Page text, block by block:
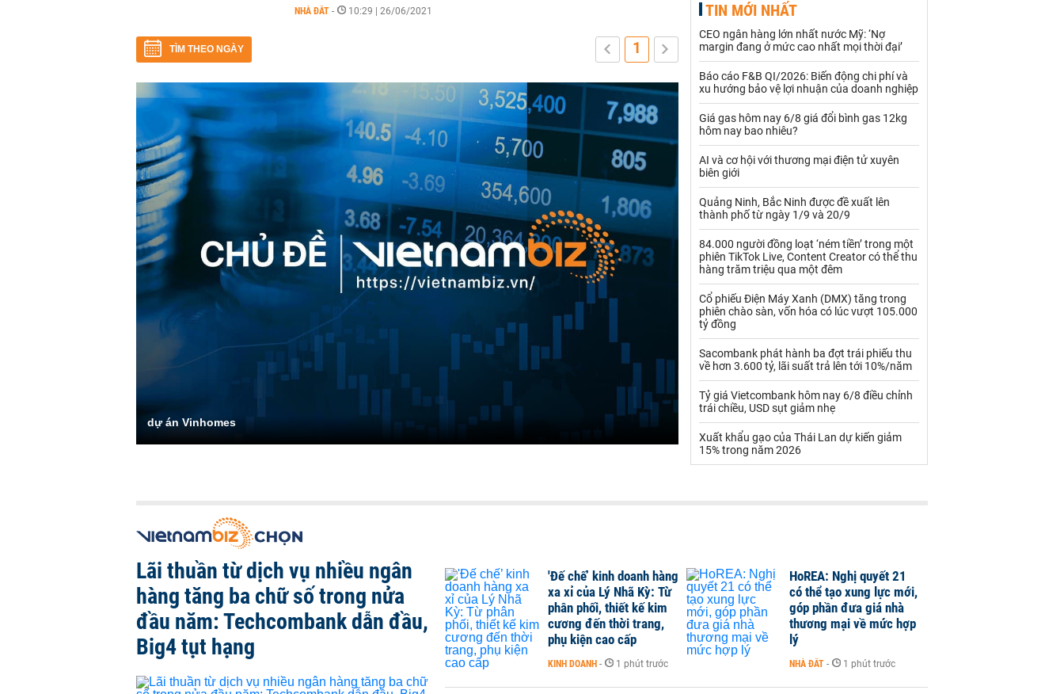
NHÀ ĐẤT - 10:29 | 26/06/2021
TÌM THEO NGÀY 1
dự án Vinhomes
Hạt điều
Khí đốt
Kim loại khác Mắc ca
Muối Ngũ cốc
Nhựa - Hạt nhựa
Palladium Phân bón
Rau - Củ -Quả Sắt thép
Sữa
Than Thức ăn chăn nuôi
Thủy hải sản khác Tôm
VLXD khác Xăng dầu
Xi măng - Clynker
TIN MỚI NHẤT
CEO ngân hàng lớn nhất nước Mỹ: ‘Nợ
margin đang ở mức cao nhất mọi thời đại’
Báo cáo F&B QI/2026: Biến động chi phí và
xu hướng bảo vệ lợi nhuận của doanh nghiệp
Giá gas hôm nay 6/8 giá đổi bình gas 12kg
hôm nay bao nhiêu?
AI và cơ hội với thương mại điện tử xuyên
biên giới
Quảng Ninh, Bắc Ninh được đề xuất lên
thành phố từ ngày 1/9 và 20/9
84.000 người đồng loạt ‘ném tiền’ trong một
phiên TikTok Live, Content Creator có thể thu
hàng trăm triệu qua một đêm
Cổ phiếu Điện Máy Xanh (DMX) tăng trong
phiên chào sàn, vốn hóa có lúc vượt 105.000
tỷ đồng
Sacombank phát hành ba đợt trái phiếu thu
về hơn 3.600 tỷ, lãi suất trả lên tới 10%/năm
Tỷ giá Vietcombank hôm nay 6/8 điều chỉnh
trái chiều, USD sụt giảm nhẹ
Xuất khẩu gạo của Thái Lan dự kiến giảm
15% trong năm 2026
Lãi thuần từ dịch vụ nhiều ngân
hàng tăng ba chữ số trong nửa
đầu năm: Techcombank dẫn đầu,
Big4 tụt hạng
'Đế chế’ kinh doanh hàng
xa xỉ của Lý Nhã Kỳ: Từ
phân phối, thiết kế kim
cương đến thời trang,
phụ kiện cao cấp
KINH DOANH - 1 phút trước
HoREA: Nghị quyết 21
có thể tạo xung lực mới,
góp phần đưa giá nhà
thương mại về mức hợp
lý
NHÀ ĐẤT - 1 phút trước